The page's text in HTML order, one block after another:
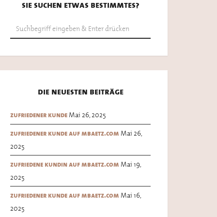
sie suchen etwas bestimmtes?
die neuesten beiträge
zufriedener kunde Mai 26, 2025
zufriedener kunde auf mbaetz.com Mai 26,
2025
zufriedene kundin auf mbaetz.com Mai 19,
2025
zufriedener kunde auf mbaetz.com Mai 16,
2025